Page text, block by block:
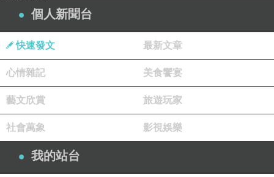
百搭推薦，本季由妳引領風潮
俏麗藍
個人新聞台
快速發文 最新文章
心情雜記 美食饗宴
藝文欣賞 旅遊玩家
社會萬象 影視娛樂
我的站台